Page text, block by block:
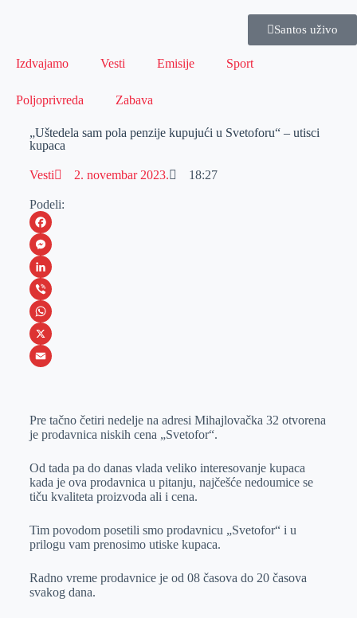
Santos uživo
Izdvajamo Vesti Emisije Sport
Poljoprivreda Zabava
„Uštedela sam pola penzije kupujući u Svetoforu“ – utisci
kupaca
Vesti 2. novembar 2023. 18:27
Podeli:
F
a
c
e
b
o
M
e
s
s
e
e
r
L
i
n
k
I
n
V
i
b
W
h
s
A
p
p
X
a
i
l
Pre tačno četiri nedelje na adresi Mihajlovačka 32 otvorena
je prodavnica niskih cena „Svetofor“.
Od tada pa do danas vlada veliko interesovanje kupaca
kada je ova prodavnica u pitanju, najčešće nedoumice se
tiču kvaliteta proizvoda ali i cena.
Tim povodom posetili smo prodavnicu „Svetofor“ i u
prilogu vam prenosimo utiske kupaca.
Radno vreme prodavnice je od 08 časova do 20 časova
svakog dana.